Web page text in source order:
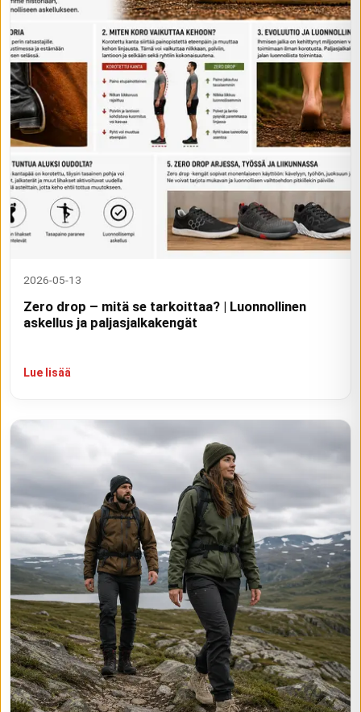
2026-05-13
Zero drop – mitä se tarkoittaa? | Luonnollinen
askellus ja paljasjalkakengät
Lue lisää